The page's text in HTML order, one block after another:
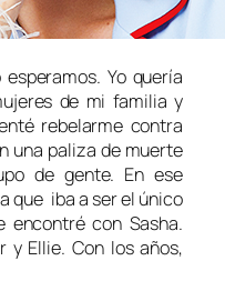
Yo quería
de mi familia y
rebelarme contra
una paliza de muerte
de gente. En ese
que iba a ser el único
encontré con Sasha.
y Ellie. Con los años,